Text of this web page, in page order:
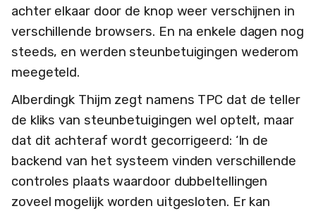
achter elkaar door de knop weer verschijnen in
verschillende browsers. En na enkele dagen nog
steeds, en werden steunbetuigingen wederom
meegeteld.
Alberdingk Thijm zegt namens TPC dat de teller
de kliks van steunbetuigingen wel optelt, maar
dat dit achteraf wordt gecorrigeerd: ‘In de
backend van het systeem vinden verschillende
controles plaats waardoor dubbeltellingen
zoveel mogelijk worden uitgesloten. Er kan